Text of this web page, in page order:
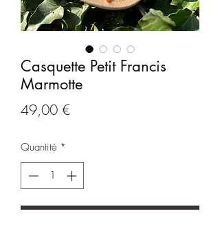
Casquette Petit Francis
Marmotte
49,00 €Prix
Quantité *